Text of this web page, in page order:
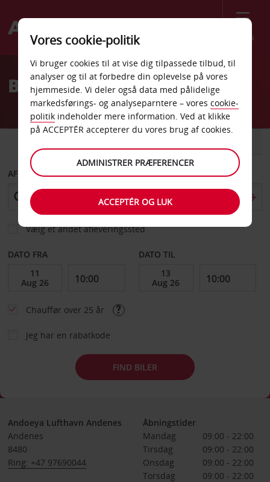
Menu
Welcome
AvisBilleje Andenes Lufthavn
AFHENT FRA
Vælg et andet afleveringssted
DATO FRA DATO TIL
Chauffør over 25 år
Jeg har en rabatkode
FIND BILER
Andoeya Lufthavn Andenes
Andenes
8480
Ring: +47 97690044
Åbningstider
Mandag
09:00 - 22:00
Tirsdag
09:00 - 22:00
Onsdag
09:00 - 22:00
Torsdag
09:00 - 22:00
Vores cookie-politik
Vi bruger cookies til at vise dig tilpassede tilbud, til
analyser og til at forbedre din oplevelse på vores
hjemmeside. Vi deler også data med pålidelige
markedsførings- og analyseparntere – vores cookie-
politik indeholder mere information. Ved at klikke
på ACCEPTÉR accepterer du vores brug af cookies.
ADMINISTRER PRÆFERENCER
ACCEPTÉR OG LUK